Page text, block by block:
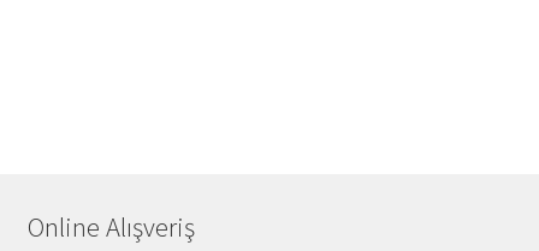
Online Alışveriş